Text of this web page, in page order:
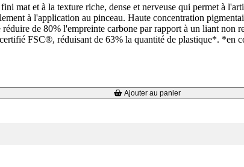
mat et à la texture riche, dense et nerveuse qui permet à
à l'application au pinceau. Haute concentration
de 80% l'empreinte carbone par rapport à un liant non
FSC®, réduisant de 63% la quantité de plastique*. *en
Ajouter au panier